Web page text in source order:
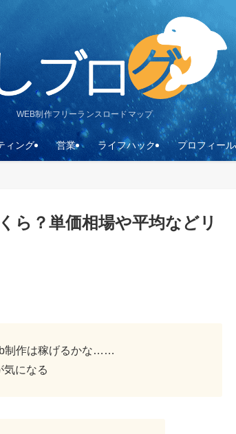
WEB制作フリーランスロードマップ
ィング 営業 ライフハック プロフィール
ら？単価相場や平均などリ
制作は稼げるかな……
気になる